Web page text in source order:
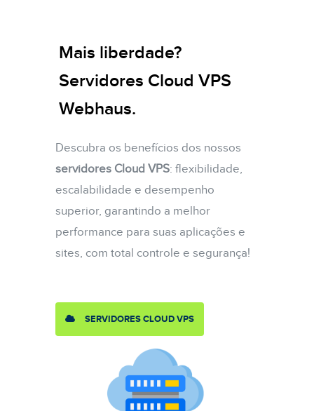
Mais liberdade?
Servidores Cloud VPS
Webhaus.
Descubra os benefícios dos nossos
servidores Cloud VPS: flexibilidade,
escalabilidade e desempenho
superior, garantindo a melhor
performance para suas aplicações e
sites, com total controle e segurança!
SERVIDORES CLOUD VPS